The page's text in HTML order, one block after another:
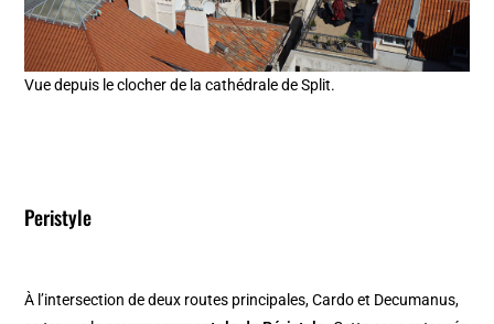
Vue depuis le clocher de la cathédrale de Split.
Peristyle
À l’intersection de deux routes principales, Cardo et Decumanus,